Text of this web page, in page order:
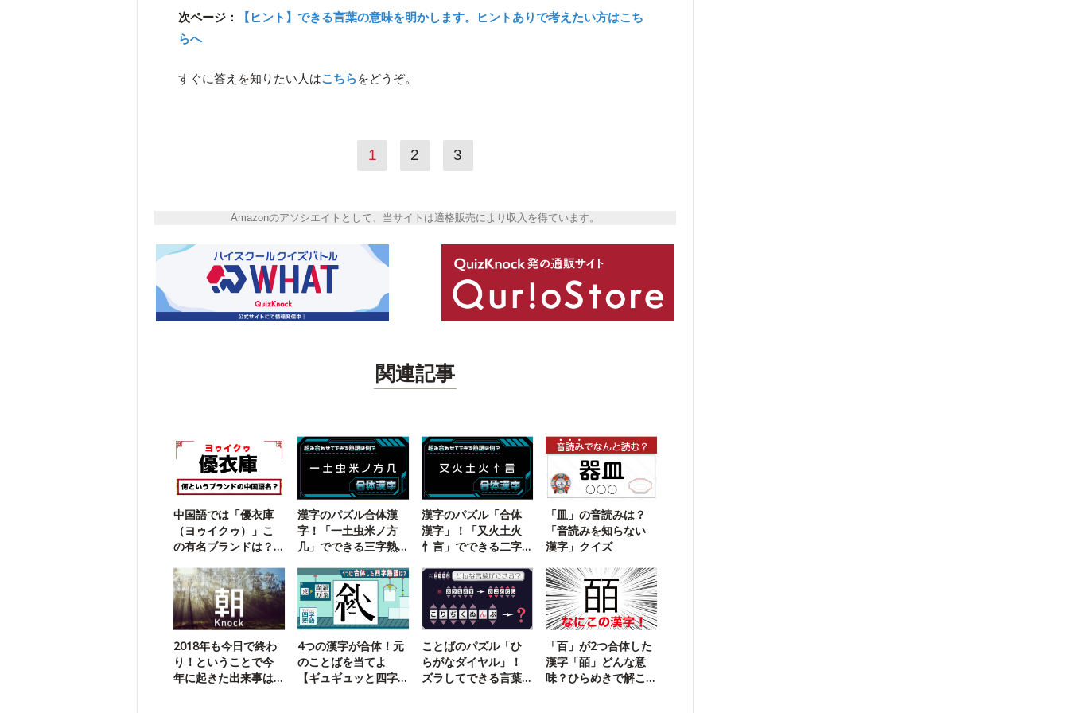
次ページ：
【ヒント】できる言葉の意味を明かします。ヒントありで考えたい方はこち
らへ
すぐに答えを知りたい人はこちらをどうぞ。
1 2 3
Amazonのアソシエイトとして、当サイトは適格販売により収入を得ています。
関連記事
中国語では「優衣庫
（ヨゥイクゥ）」こ
の有名ブランドは？
漢字のパズル合体漢
字！「一土虫米ノ方
几」でできる三字熟
漢字のパズル「合体
漢字」！「又火土火
忄言」でできる二字
「皿」の音読みは？
「音読みを知らない
漢字」クイズ
2018年も今日で終わ
り！ということで今
年に起きた出来事は
4つの漢字が合体！元
のことばを当てよ
【ギュギュッと四字
ことばのパズル「ひ
らがなダイヤル」！
ズラしてできる言葉
「百」が2つ合体した
漢字「皕」どんな意
味？ひらめきで解こ